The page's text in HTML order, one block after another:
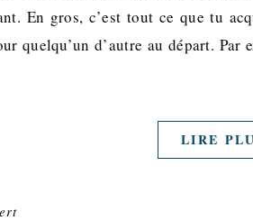
En gros, c’est tout ce que tu
quelqu’un d’autre au départ.
LIRE